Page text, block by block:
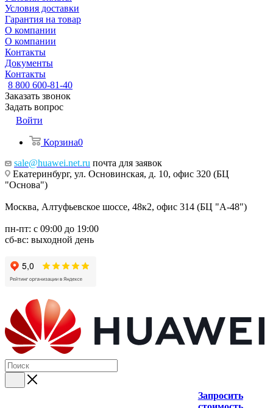
Условия доставки
Гарантия на товар
О компании
О компании
Контакты
Документы
Контакты
8 800 600-81-40
Заказать звонок
Задать вопрос
Войти
Корзина0
sale@huawei.net.ru почта для заявок
Екатеринбург, ул. Основинская, д. 10, офис 320 (БЦ
"Основа")
Москва, Алтуфьевское шоссе, 48к2, офис 314 (БЦ "А-48")
пн-пт: с 09:00 до 19:00
сб-вс: выходной день
Запросить